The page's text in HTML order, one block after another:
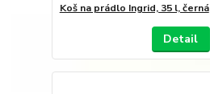
Koš na prádlo Ingrid, 35 l, černá
Detail